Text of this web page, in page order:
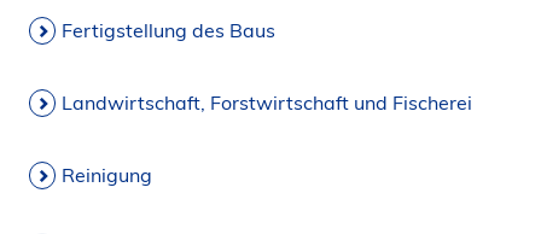
Fertigstellung des Baus
Landwirtschaft, Forstwirtschaft und Fischerei
Reinigung